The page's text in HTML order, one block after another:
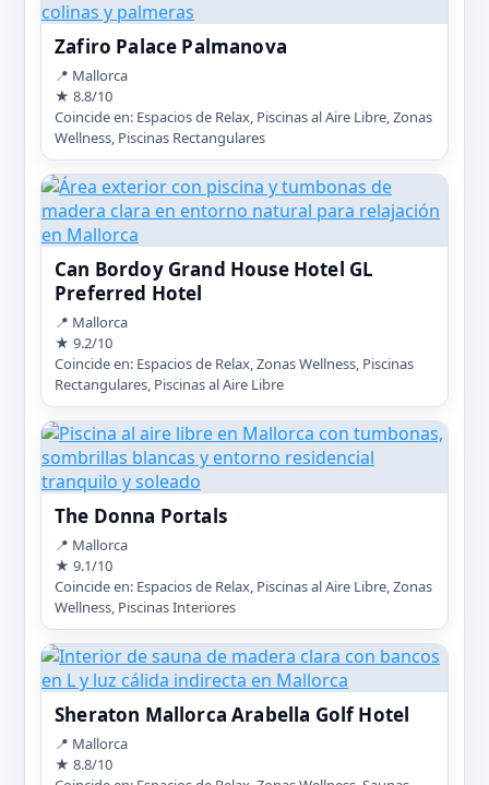
Zafiro Palace Palmanova
📍 Mallorca
★ 8.8/10
Coincide en: Espacios de Relax, Piscinas al Aire Libre, Zonas
Wellness, Piscinas Rectangulares
Can Bordoy Grand House Hotel GL
Preferred Hotel
📍 Mallorca
★ 9.2/10
Coincide en: Espacios de Relax, Zonas Wellness, Piscinas
Rectangulares, Piscinas al Aire Libre
The Donna Portals
📍 Mallorca
★ 9.1/10
Coincide en: Espacios de Relax, Piscinas al Aire Libre, Zonas
Wellness, Piscinas Interiores
Sheraton Mallorca Arabella Golf Hotel
📍 Mallorca
★ 8.8/10